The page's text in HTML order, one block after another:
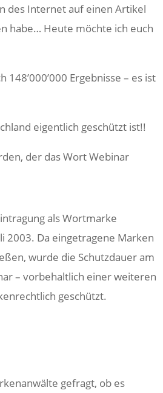
des Internet auf einen Artikel
habe… Heute möchte ich euch
Ergebnisse – es ist
eigentlich geschützt ist!!
der das Wort Webinar
als Wortmarke
2003. Da eingetragene Marken
wurde die Schutzdauer am
– vorbehaltlich einer weiteren
geschützt.
gefragt, ob es